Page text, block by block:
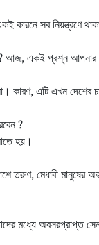
কারনে সব নিয়ন্ত্রণে
আজ, একই প্রশ্ন আপনার
কারণ, এটি এখন দেশের
?
হয়।
তরুণ, মেধাবী মানুষের
মধ্যে অবসরপ্রাপ্ত